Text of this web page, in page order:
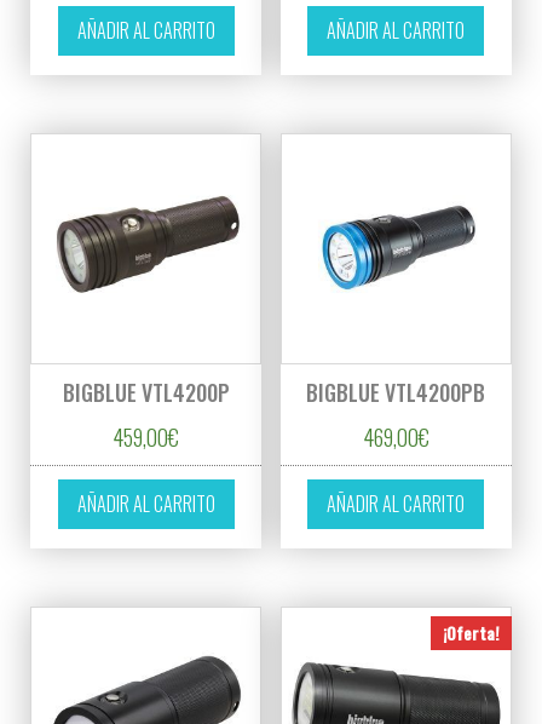
AÑADIR AL CARRITO AÑADIR AL CARRITO
BIGBLUE VTL4200P
459,00€
AÑADIR AL CARRITO
BIGBLUE VTL4200PB
469,00€
AÑADIR AL CARRITO
¡Oferta!